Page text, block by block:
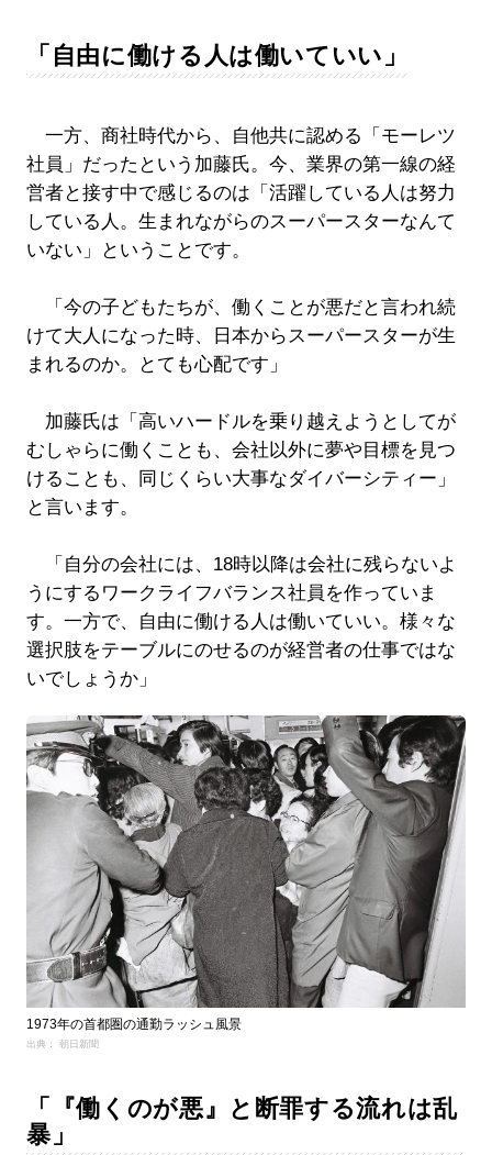
「自由に働ける人は働いていい」
一方、商社時代から、自他共に認める「モーレツ
社員」だったという加藤氏。今、業界の第一線の経
営者と接す中で感じるのは「活躍している人は努力
している人。生まれながらのスーパースターなんて
いない」ということです。
「今の子どもたちが、働くことが悪だと言われ続
けて大人になった時、日本からスーパースターが生
まれるのか。とても心配です」
加藤氏は「高いハードルを乗り越えようとしてが
むしゃらに働くことも、会社以外に夢や目標を見つ
けることも、同じくらい大事なダイバーシティー」
と言います。
「自分の会社には、18時以降は会社に残らないよ
うにするワークライフバランス社員を作っていま
す。一方で、自由に働ける人は働いていい。様々な
選択肢をテーブルにのせるのが経営者の仕事ではな
いでしょうか」
1973年の首都圏の通勤ラッシュ風景
出典： 朝日新聞
「『働くのが悪』と断罪する流れは乱
暴」